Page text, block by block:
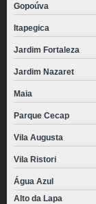
Gopoúva
Itapegica
Jardim Fortaleza
Jardim Nazaret
Maia
Parque Cecap
Vila Augusta
Vila Ristori
Água Azul
Alto da Lapa